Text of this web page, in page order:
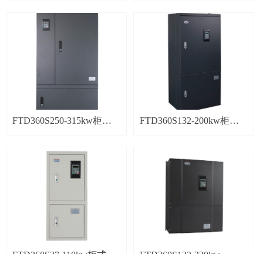
FTD360S250-315kw柜式
FTD360S132-200kw柜式